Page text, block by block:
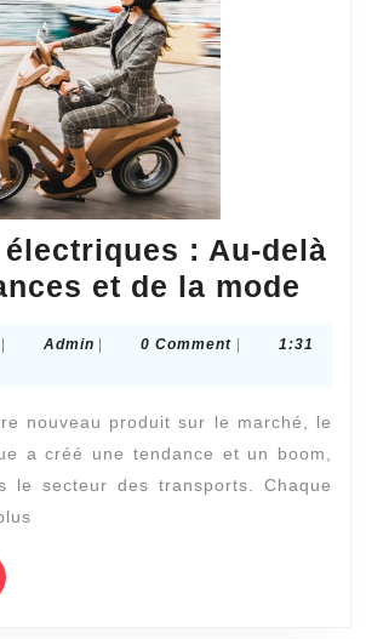
: Au-delà
et de la mode
:
delà
des
mai
| AdminAdmin
| 0 Comment |
1:31
nouveau produit sur le marché, le
a créé une tendance et un boom,
le secteur des transports. Chaque